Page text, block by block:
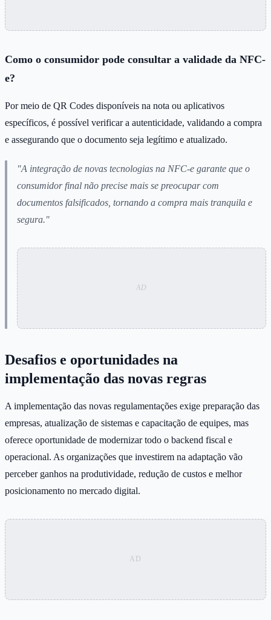
Como o consumidor pode consultar a validade da NFC-
e?
Por meio de QR Codes disponíveis na nota ou aplicativos
específicos, é possível verificar a autenticidade, validando a compra
e assegurando que o documento seja legítimo e atualizado.
"A integração de novas tecnologias na NFC-e garante que o
consumidor final não precise mais se preocupar com
documentos falsificados, tornando a compra mais tranquila e
segura."
Desafios e oportunidades na
implementação das novas regras
A implementação das novas regulamentações exige preparação das
empresas, atualização de sistemas e capacitação de equipes, mas
oferece oportunidade de modernizar todo o backend fiscal e
operacional. As organizações que investirem na adaptação vão
perceber ganhos na produtividade, redução de custos e melhor
posicionamento no mercado digital.